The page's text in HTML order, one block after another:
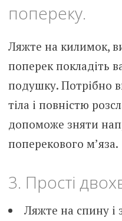
попереку.
Ляжте на килимок,
поперек покладіть
подушку. Потрібно
тіла і повністю
допоможе зняти
поперекового м’яза.
3. Прості
Ляжте на спину і